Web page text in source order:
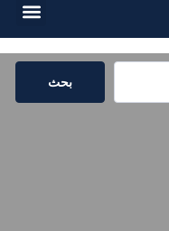
بحث